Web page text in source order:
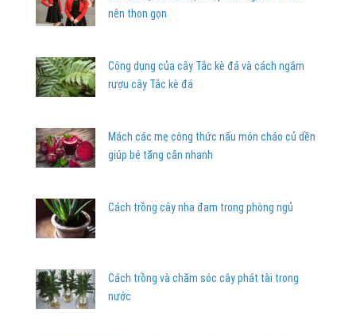
nên thon gọn
Công dụng của cây Tắc kè đá và cách ngâm
rượu cây Tắc kè đá
Mách các mẹ công thức nấu món cháo củ dền
giúp bé tăng cân nhanh
Cách trồng cây nha đam trong phòng ngủ
Cách trồng và chăm sóc cây phát tài trong
nước